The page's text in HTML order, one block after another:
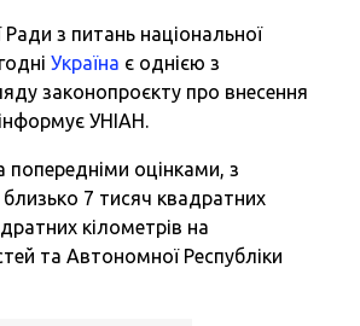
з питань національної
Україна є однією з
законопроєкту про внесення
УНІАН.
попередніми оцінками, з
близько 7 тисяч квадратних
кілометрів на
та Автономної Республіки